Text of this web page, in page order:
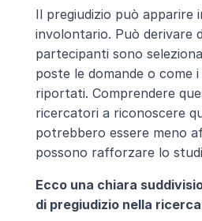
Il pregiudizio può apparire
involontario. Può derivare
partecipanti sono
poste le domande o come
riportati. Comprendere
ricercatori a riconoscere
potrebbero essere meno
possono rafforzare lo
Ecco una chiara
di pregiudizio nella